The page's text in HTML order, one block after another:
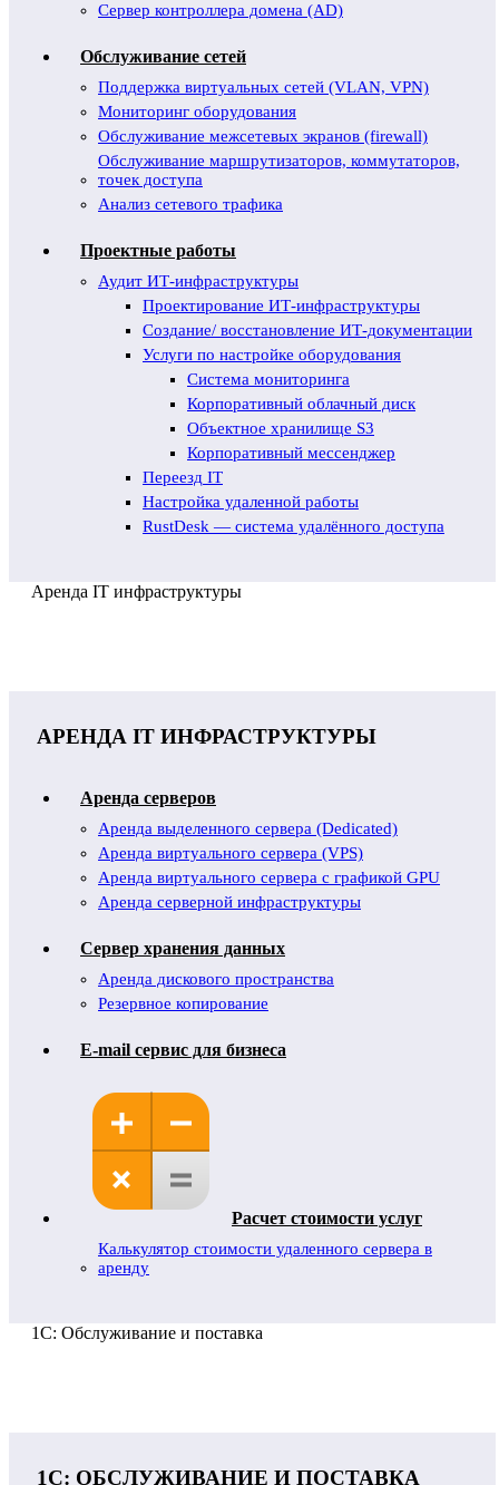
Сервер контроллера домена (AD)
Обслуживание сетей
Поддержка виртуальных сетей (VLAN, VPN)
Мониторинг оборудования
Обслуживание межсетевых экранов (firewall)
Обслуживание маршрутизаторов, коммутаторов,
точек доступа
Анализ сетевого трафика
Проектные работы
Аудит ИТ-инфраструктуры
Проектирование ИТ-инфраструктуры
Создание/ восстановление ИТ-документации
Услуги по настройке оборудования
Система мониторинга
Корпоративный облачный диск
Объектное хранилище S3
Корпоративный мессенджер
Переезд IT
Настройка удаленной работы
RustDesk — система удалённого доступа
Аренда IT инфраструктуры
АРЕНДА IT ИНФРАСТРУКТУРЫ
Аренда серверов
Аренда выделенного сервера (Dedicated)
Аренда виртуального сервера (VPS)
Аренда виртуального сервера с графикой GPU
Аренда серверной инфраструктуры
Сервер хранения данных
Аренда дискового пространства
Резервное копирование
E-mail сервис для бизнеса
Расчет стоимости услуг
Калькулятор стоимости удаленного сервера в
аренду
1С: Обслуживание и поставка
1С: ОБСЛУЖИВАНИЕ И ПОСТАВКА